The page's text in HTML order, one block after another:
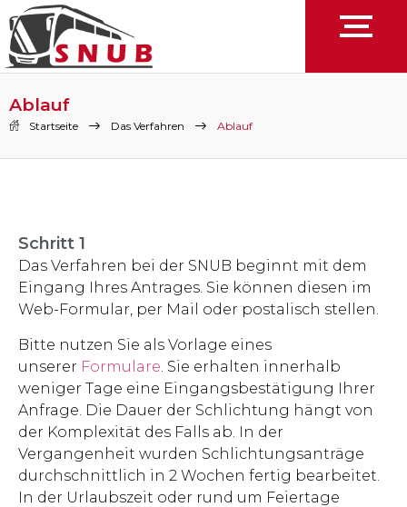
Ablauf
Startseite Das Verfahren Ablauf
Schritt 1
Das Verfahren bei der SNUB beginnt mit dem
Eingang Ihres Antrages. Sie können diesen im
Web-Formular, per Mail oder postalisch stellen.
Bitte nutzen Sie als Vorlage eines
unserer Formulare . Sie erhalten innerhalb
weniger Tage eine Eingangsbestätigung Ihrer
Anfrage. Die Dauer der Schlichtung hängt von
der Komplexität des Falls ab. In der
Vergangenheit wurden Schlichtungsanträge
durchschnittlich in 2 Wochen fertig bearbeitet.
In der Urlaubszeit oder rund um Feiertage